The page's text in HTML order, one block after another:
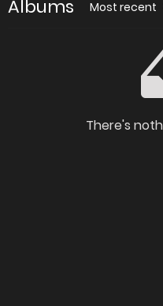
Albums Most recent
There's